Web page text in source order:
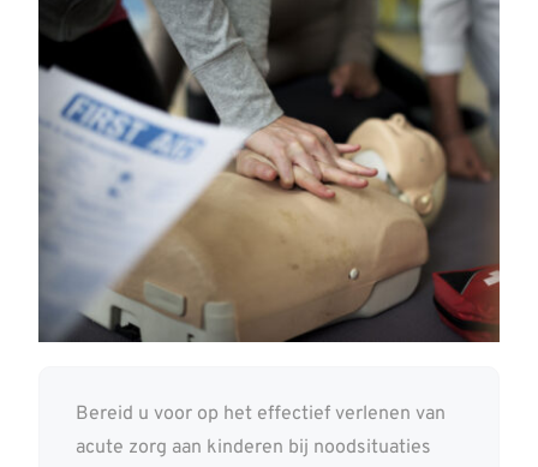
Contact
Aanmelden
Bereid u voor op het effectief verlenen van
acute zorg aan kinderen bij noodsituaties